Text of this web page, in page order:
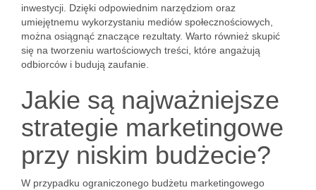
inwestycji. Dzięki odpowiednim narzędziom oraz
umiejętnemu wykorzystaniu mediów społecznościowych,
można osiągnąć znaczące rezultaty. Warto również skupić
się na tworzeniu wartościowych treści, które angażują
odbiorców i budują zaufanie.
Jakie są najważniejsze
strategie marketingowe
przy niskim budżecie?
W przypadku ograniczonego budżetu marketingowego